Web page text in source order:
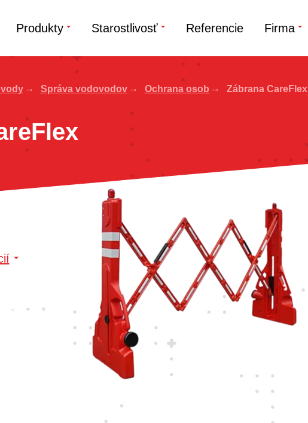
Produkty Starostlivosť Referencie Firma
Správa vodovodov Ochrana osob Zábrana CareFlex